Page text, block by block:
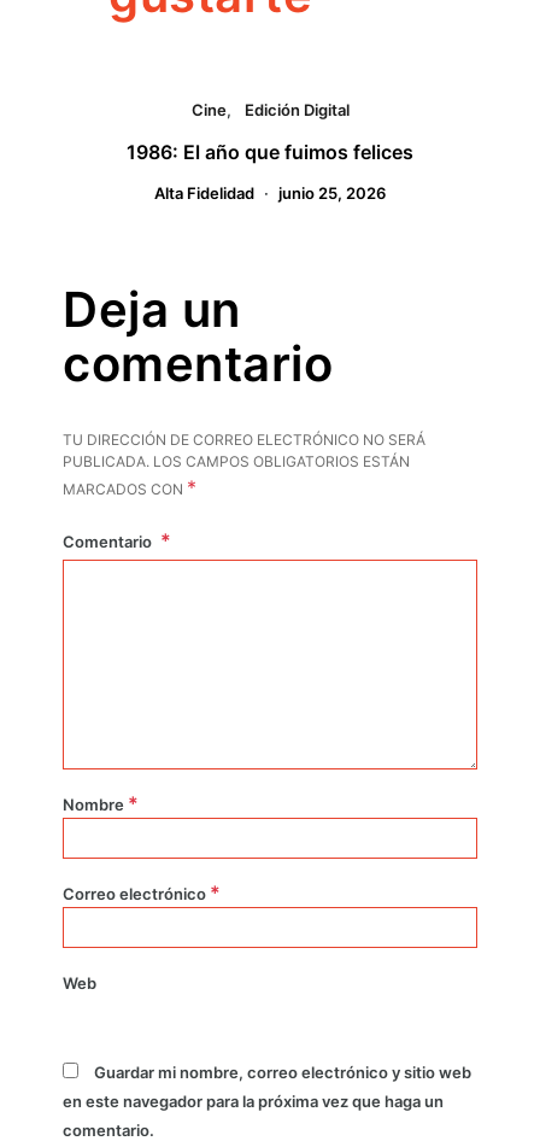
Cine Edición Digital
1986: El año que fuimos felices
Alta Fidelidad junio 25, 2026
Deja un
comentario
TU DIRECCIÓN DE CORREO ELECTRÓNICO NO SERÁ
PUBLICADA. LOS CAMPOS OBLIGATORIOS ESTÁN
MARCADOS CON *
Comentario
Nombre *
Correo electrónico *
Web
Guardar mi nombre, correo electrónico y sitio web
en este navegador para la próxima vez que haga un
comentario.